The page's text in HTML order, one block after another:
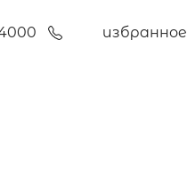
избранное